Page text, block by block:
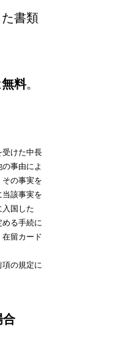
書類
無料。
けた中長
事由によ
その事実を
該事実を
国した
める手続に
留カード
の規定に
合